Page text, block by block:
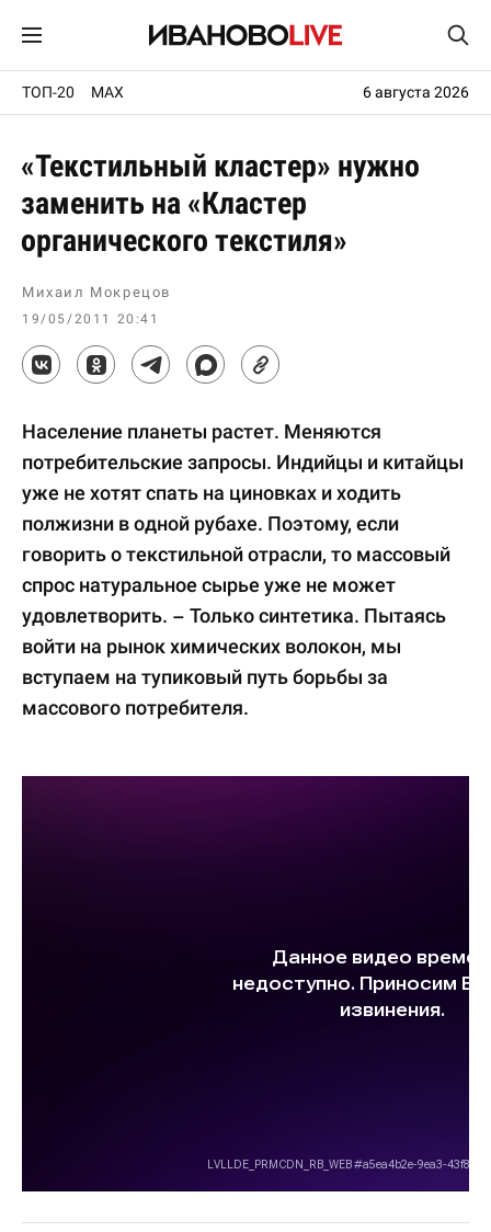
ТОП-20 MAX 6 августа 2026
«Текстильный кластер» нужно
заменить на «Кластер
органического текстиля»
Михаил Мокрецов
19/05/2011 20:41
Население планеты растет. Меняются
потребительские запросы. Индийцы и китайцы
уже не хотят спать на циновках и ходить
полжизни в одной рубахе. Поэтому, если
говорить о текстильной отрасли, то массовый
спрос натуральное сырье уже не может
удовлетворить. – Только синтетика. Пытаясь
войти на рынок химических волокон, мы
вступаем на тупиковый путь борьбы за
массового потребителя.